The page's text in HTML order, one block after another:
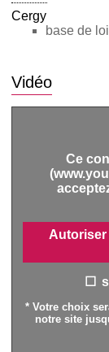
Cergy
base de
Vidéo
Ce
Autoriser
* Votre choix
notre site